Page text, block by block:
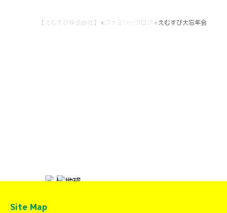
【えむすび株式会社】 › ファミリーブログ › えむすび大忘年会
Site Map